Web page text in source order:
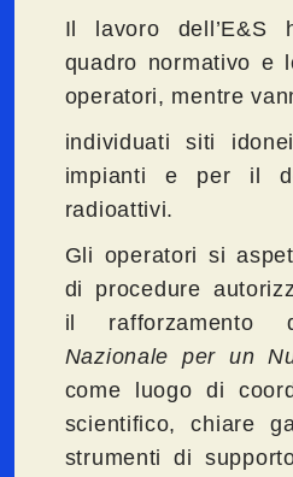
Il lavoro dell’E&S
quadro normativo e
operatori, mentre
individuati siti
impianti e per il
radioattivi.
Gli operatori si
di procedure
il
Nazionale per un
come luogo di
scientifico, chiare
strumenti di